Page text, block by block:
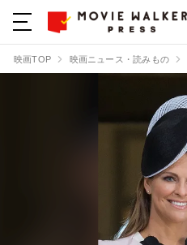
映画TOP 映画ニュース・読みもの